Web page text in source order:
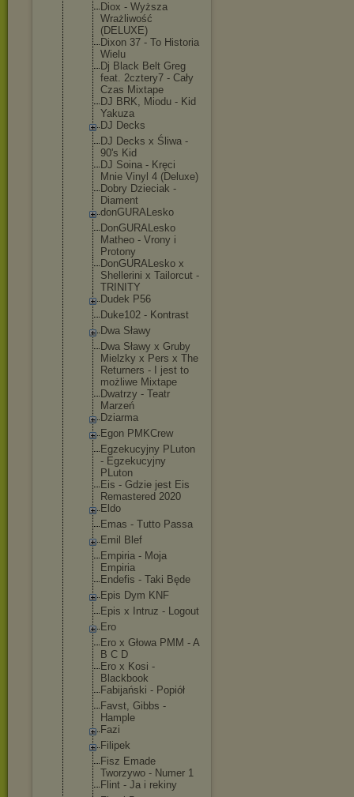
Diox - Wyższa
Wrażliwość
(DELUXE)
Dixon 37 - To Historia
Wielu
Dj Black Belt Greg
feat. 2cztery7 - Cały
Czas Mixtape
DJ BRK, Miodu - Kid
Yakuza
DJ Decks
DJ Decks x Śliwa -
90's Kid
DJ Soina - Kręci
Mnie Vinyl 4 (Deluxe)
Dobry Dzieciak -
Diament
donGURALesko
DonGURALesko
Matheo - Vrony i
Protony
DonGURALesko x
Shellerini x Tailorcut -
TRINITY
Dudek P56
Duke102 - Kontrast
Dwa Sławy
Dwa Sławy x Gruby
Mielzky x Pers x The
Returners - I jest to
możliwe Mixtape
Dwatrzy - Teatr
Marzeń
Dziarma
Egon PMKCrew
Egzekucyjny PLuton
- Egzekucyjny
PLuton
Eis - Gdzie jest Eis
Remastered 2020
Eldo
Emas - Tutto Passa
Emil Blef
Empiria - Moja
Empiria
Endefis - Taki Będe
Epis Dym KNF
Epis x Intruz - Logout
Ero
Ero x Głowa PMM - A
B C D
Ero x Kosi -
Blackbook
Fabijański - Popiół
Favst, Gibbs -
Hample
Fazi
Filipek
Fisz Emade
Tworzywo - Numer 1
Flint - Ja i rekiny